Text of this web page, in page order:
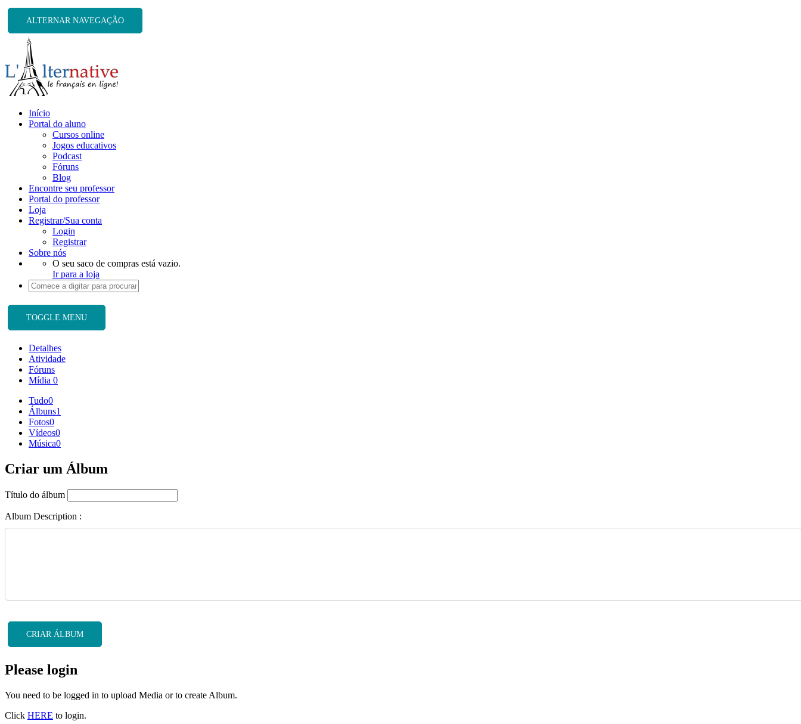
ALTERNAR NAVEGAÇÃO
Início
Portal do aluno
Cursos online
Jogos educativos
Podcast
Fóruns
Blog
Encontre seu professor
Portal do professor
Loja
Registrar/Sua conta
Login
Registrar
Sobre nós
O seu saco de compras está vazio.
Ir para a loja
TOGGLE MENU
Detalhes
Atividade
Fóruns
Mídia 0
Tudo0
Álbuns1
Fotos0
Vídeos0
Música0
Criar um Álbum
Título do álbum
Album Description :
CRIAR ÁLBUM
Please login
You need to be logged in to upload Media or to create Album.
Click HERE to login.